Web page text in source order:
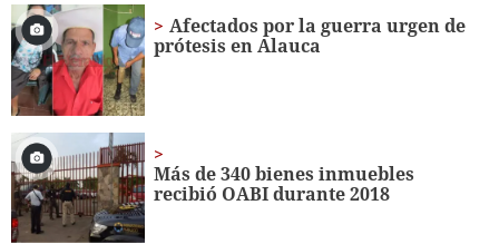
16
seconds
Afectados por la guerra urgen de
prótesis en Alauca
Más de 340 bienes inmuebles
recibió OABI durante 2018